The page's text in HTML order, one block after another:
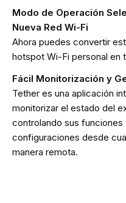
Modo de Operación
Nueva Red Wi-Fi
Ahora puedes convertir
hotspot Wi-Fi personal en
Fácil Monitorización y
Tether es una aplicación
monitorizar el estado del
controlando sus funciones
configuraciones desde
manera remota.